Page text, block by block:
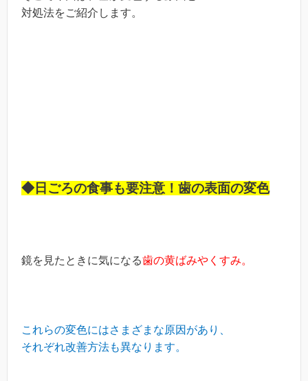
対処法をご紹介します。
◆日ごろの食事も要注意！歯の表面の変色
鏡を見たときに気になる歯の黄ばみやくすみ。
これらの変色にはさまざまな原因があり、
それぞれ改善方法も異なります。